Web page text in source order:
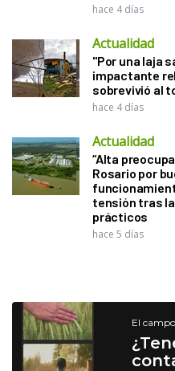
hace 4 días
Actualidad
"Por una laja
impactante
sobrevivió al
hace 4 días
Actualidad
“Alta
Rosario por
tensión tras
prácticos
hace 5 días
El